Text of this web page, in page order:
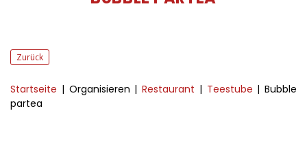
Zurück
Startseite | Organisieren | Restaurant | Teestube | Bubble
partea